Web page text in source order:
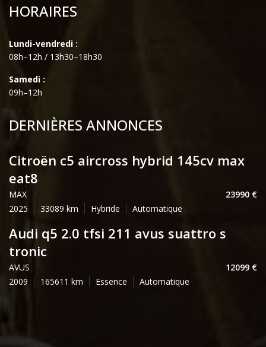
HORAIRES
Lundi-vendredi :
08h–12h / 13h30–18h30
Samedi :
09h–12h
DERNIÈRES ANNONCES
citroën c5 aircross hybrid 145cv max
eat8
MAX
23990
2025
33089 Hybride Automatique
audi q5 2.0 tfsi 211 avus suattro s
tronic
AVUS
12099
2009
165611 Essence Automatique